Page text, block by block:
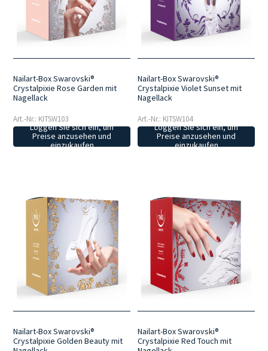
Nailart-Box Swarovski®
Crystalpixie Rose Garden mit
Nagellack
Art.-Nr.: KITSW103
Loggen Sie sich ein, um
Preise anzusehen und
einzukaufen
Nailart-Box Swarovski®
Crystalpixie Violet Sunset mit
Nagellack
Art.-Nr.: KITSW104
Loggen Sie sich ein, um
Preise anzusehen und
einzukaufen
Nailart-Box Swarovski®
Crystalpixie Golden Beauty mit
Nailart-Box Swarovski®
Crystalpixie Red Touch mit